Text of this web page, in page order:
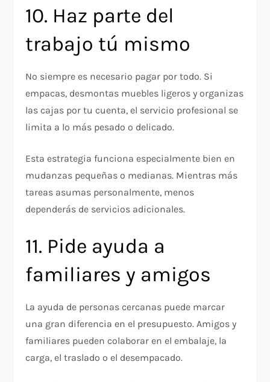
10. Haz parte del
trabajo tú mismo
No siempre es necesario pagar por todo. Si
empacas, desmontas muebles ligeros y organizas
las cajas por tu cuenta, el servicio profesional se
limita a lo más pesado o delicado.
Esta estrategia funciona especialmente bien en
mudanzas pequeñas o medianas. Mientras más
tareas asumas personalmente, menos
dependerás de servicios adicionales.
11. Pide ayuda a
familiares y amigos
La ayuda de personas cercanas puede marcar
una gran diferencia en el presupuesto. Amigos y
familiares pueden colaborar en el embalaje, la
carga, el traslado o el desempacado.